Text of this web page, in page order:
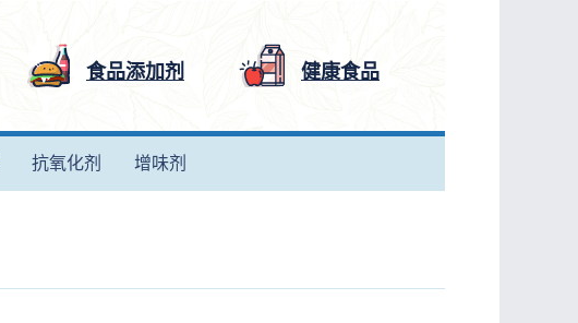
食品添加剂 健康食品
抗氧化剂 增味剂